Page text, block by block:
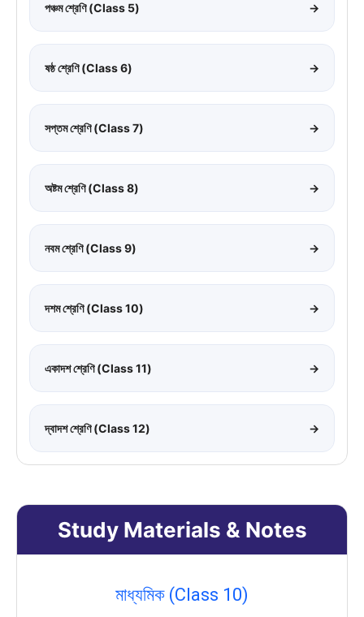
পঞ্চম শ্রেণি (Class 5) →
ষষ্ঠ শ্রেণি (Class 6) →
সপ্তম শ্রেণি (Class 7) →
অষ্টম শ্রেণি (Class 8) →
নবম শ্রেণি (Class 9) →
দশম শ্রেণি (Class 10) →
একাদশ শ্রেণি (Class 11) →
দ্বাদশ শ্রেণি (Class 12) →
Study Materials & Notes
মাধ্যমিক (Class 10)